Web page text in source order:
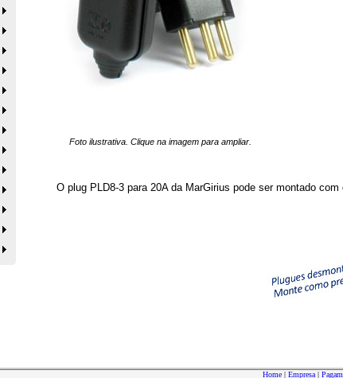
Foto ilustrativa. Clique na imagem para ampliar.
O plug PLD8-3 para 20A da MarGirius pode ser montado
Home | Empresa |